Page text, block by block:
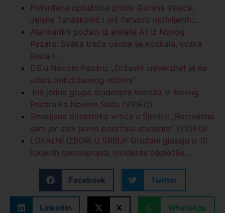
Potvrđena optužnica protiv Gorana Vesića,
Jelene Tanasković i još četvoro okrivljenih:…
Alarmantni podaci iz ankete A1 iz Novog
Pazara: Svaka treća osoba se kockala, svaka
šesta i…
DS u Novom Pazaru: „Državni univerzitet je na
udaru antidržavnog režima“
Još jedna grupa studenata krenula iz Novog
Pazara ka Novom Sadu (VIDEO)
Smenjena direktorka vrtića u Sjenici: „Razrešena
sam jer sam javno podržala studente“ (VIDEO)
LOKALNI IZBORI U SRBIJI: Građani glasaju u 10
lokalnih samouprava, incidente obeležile…
Facebook Twitter
LinkedIn X WhatsApp